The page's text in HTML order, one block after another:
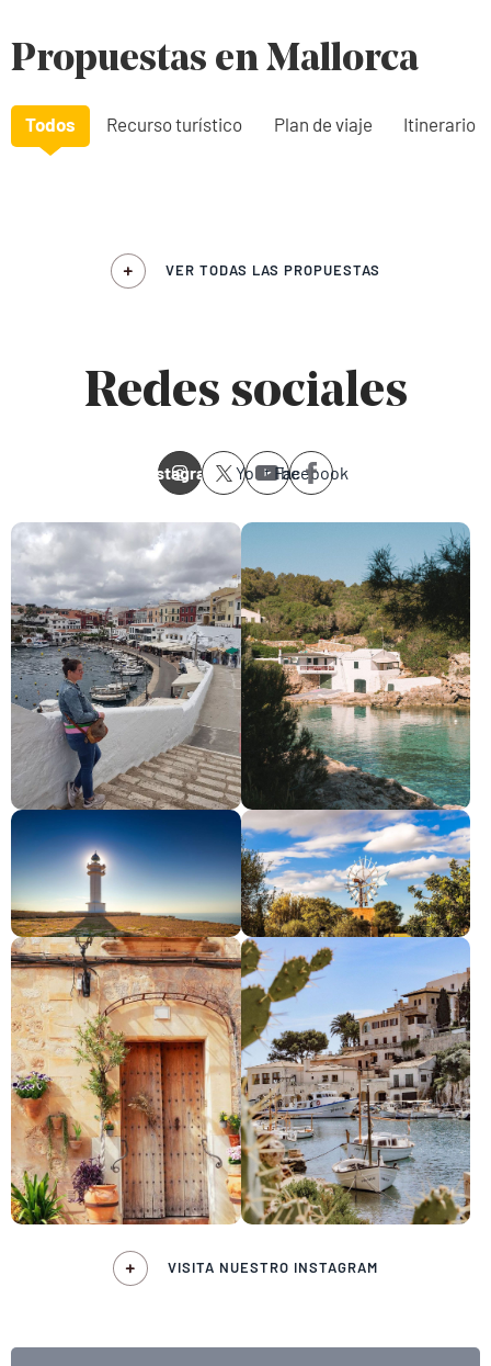
Propuestas en Mallorca
Todos Recurso turístico Plan de viaje Itinerario
VER TODAS LAS PROPUESTAS
Redes sociales
Instagram YoutubeFacebook
VISITA NUESTRO INSTAGRAM